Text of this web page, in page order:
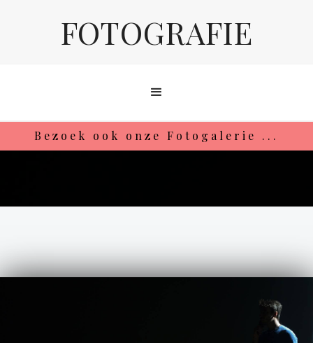
FOTOGRAFIE
Bezoek ook onze Fotogalerie ...